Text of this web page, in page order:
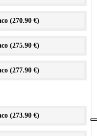
(270.90 €)
(275.90 €)
(277.90 €)
(273.90 €)